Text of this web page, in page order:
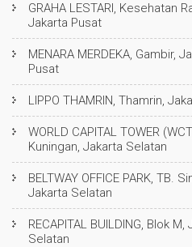
GRAHA LESTARI, Kesehatan
Jakarta Pusat
MENARA MERDEKA, Gambir,
Pusat
LIPPO THAMRIN, Thamrin,
WORLD CAPITAL TOWER
Kuningan, Jakarta Selatan
BELTWAY OFFICE PARK, TB.
Jakarta Selatan
RECAPITAL BUILDING, Blok M,
Selatan